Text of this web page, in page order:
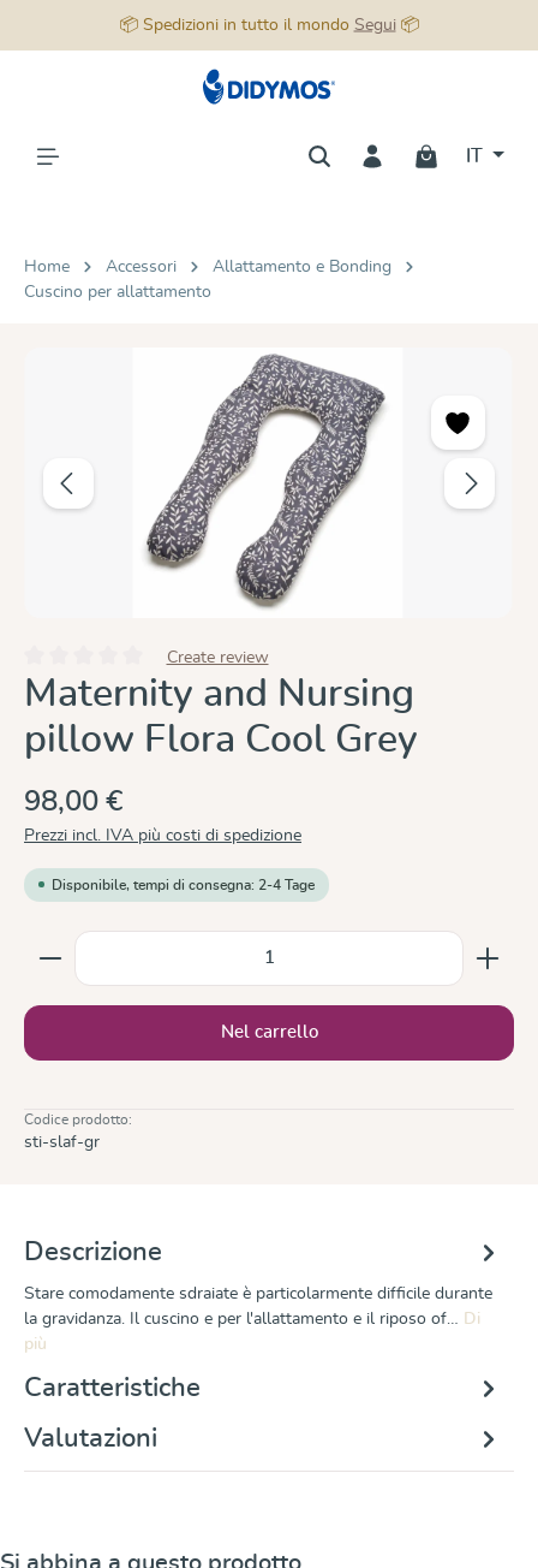
📦 Spedizioni in tutto il mondo Segui📦
Home Accessori
Allattamento e Bonding
Cuscino per allattamento
Valutazione media di 0 su 5 stelle
Create review
Maternity and Nursing
pillow Flora Cool Grey
98,00 €
Prezzi incl. IVA più costi di spedizione
Disponibile, tempi di consegna: 2-4 Tage
Quantità del prodotto: inserisci la quantità
Nel carrello
Codice prodotto:
sti-slaf-gr
Descrizione
Stare comodamente sdraiate è particolarmente difficile durante
la gravidanza. Il cuscino e per l'allattamento e il riposo of… Di
più
Caratteristiche
Valutazioni
Salta la galleria dei prodotti
Si abbina a questo prodotto